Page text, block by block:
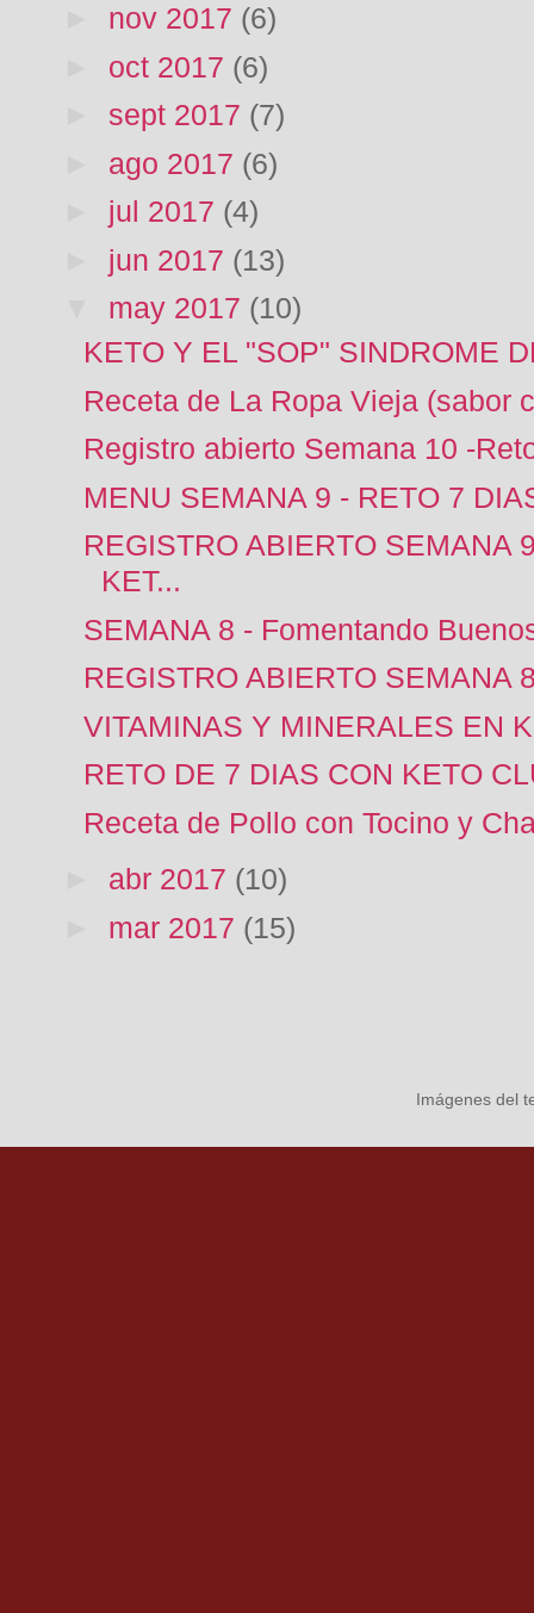
nov 2017 (6)
oct 2017 (6)
sept 2017 (7)
ago 2017 (6)
jul 2017 (4)
jun 2017 (13)
may 2017 (10)
KETO Y EL "SOP" SINDROME
Receta de La Ropa Vieja (sabor
Registro abierto Semana 10 -
MENU SEMANA 9 - RETO 7
REGISTRO ABIERTO SEMANA
KET...
SEMANA 8 - Fomentando
REGISTRO ABIERTO SEMANA
VITAMINAS Y MINERALES EN
RETO DE 7 DIAS CON KETO
Receta de Pollo con Tocino y
abr 2017 (10)
mar 2017 (15)
Imágenes del